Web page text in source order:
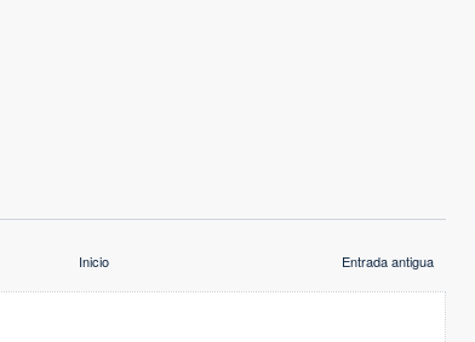
Entrada antigua
Inicio